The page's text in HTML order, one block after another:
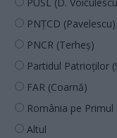
PNȚCD (Pavelescu)
PNCR (Terheș)
Partidul Patrioților
FAR (Coarnă)
România pe
Altul